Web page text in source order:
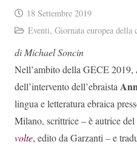
18 Settembre 2019
Eventi, Giornata europea della
di Michael Soncin
Nell’ambito della GECE 2019,
dell’intervento dell’ebraista
lingua e letteratura ebraica
Milano, scrittrice – è autrice
volte, edito da Garzanti –e